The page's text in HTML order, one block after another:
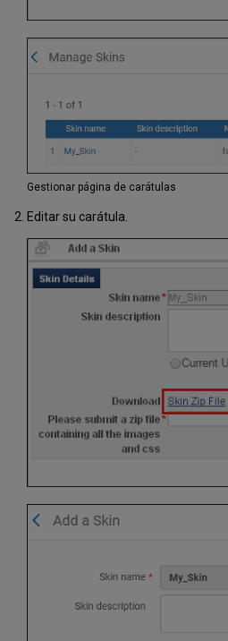
Gestionar página de carátulas
Editar su carátula.